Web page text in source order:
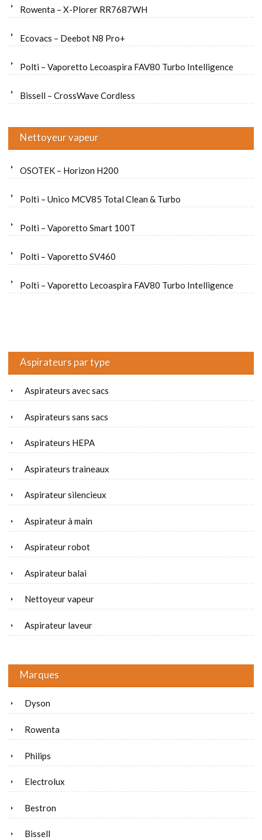
Rowenta – X-Plorer RR7687WH
Ecovacs – Deebot N8 Pro+
Polti – Vaporetto Lecoaspira FAV80 Turbo Intelligence
Bissell – CrossWave Cordless
Nettoyeur vapeur
OSOTEK – Horizon H200
Polti – Unico MCV85 Total Clean & Turbo
Polti – Vaporetto Smart 100T
Polti – Vaporetto SV460
Polti – Vaporetto Lecoaspira FAV80 Turbo Intelligence
Aspirateurs par type
Aspirateurs avec sacs
Aspirateurs sans sacs
Aspirateurs HEPA
Aspirateurs traineaux
Aspirateur silencieux
Aspirateur à main
Aspirateur robot
Aspirateur balai
Nettoyeur vapeur
Aspirateur laveur
Marques
Dyson
Rowenta
Philips
Electrolux
Bestron
Bissell